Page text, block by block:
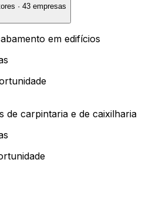
· 43 empresas
em edifícios
de carpintaria e de caixilharia